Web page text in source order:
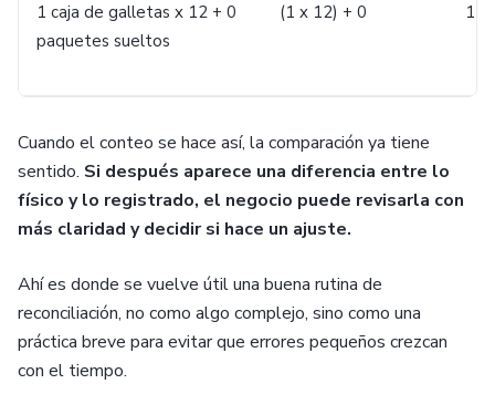
1 caja de galletas x 12 + 0
paquetes sueltos
(1 x 12) + 0 12
Cuando el conteo se hace así, la comparación ya tiene
sentido. Si después aparece una diferencia entre lo
físico y lo registrado, el negocio puede revisarla con
más claridad y decidir si hace un ajuste.
Ahí es donde se vuelve útil una buena rutina de
reconciliación, no como algo complejo, sino como una
práctica breve para evitar que errores pequeños crezcan
con el tiempo.